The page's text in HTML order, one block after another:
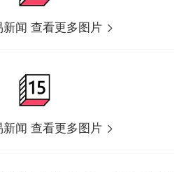
新闻 查看更多图片
新闻 查看更多图片